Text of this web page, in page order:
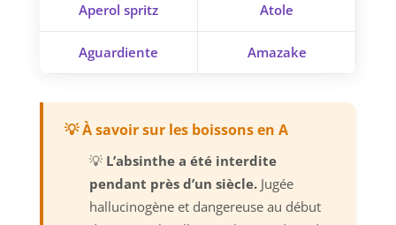
Aperol spritz Atole
Aguardiente Amazake
💡 À savoir sur les boissons en A
💡 L’absinthe a été interdite
pendant près d’un siècle.Jugée
hallucinogène et dangereuse au début